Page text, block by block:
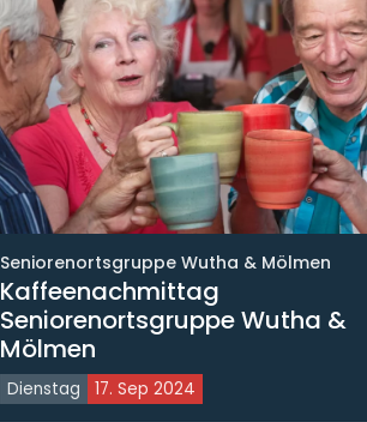
Seniorenortsgruppe Wutha & Mölmen
Kaffeenachmittag
Seniorenortsgruppe Wutha &
Mölmen
Dienstag 17. Sep 2024